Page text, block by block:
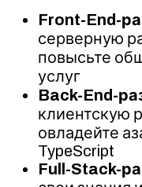
Front-End-
серверную
повысьте
услуг
Back-End-
клиентскую
овладейте
TypeScript
Full-Stack-